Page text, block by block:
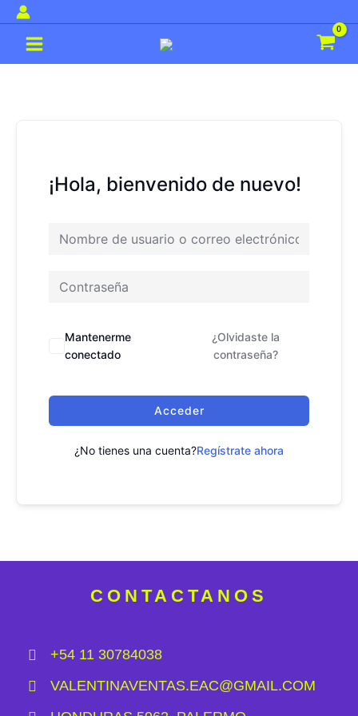
al
contenido
Main
¡Hola, bienvenido de nuevo!
Mantenerme
conectado
¿Olvidaste la
contraseña?
Acceder
¿No tienes una cuenta?Regístrate ahora
CONTACTANOS
+54 11 30784038
VALENTINAVENTAS.EAC@GMAIL.COM